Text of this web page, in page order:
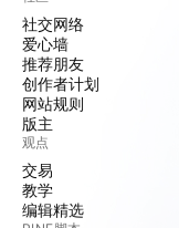
社交网络
爱心墙
推荐朋友
创作者计划
网站规则
版主
观点
交易
教学
编辑精选